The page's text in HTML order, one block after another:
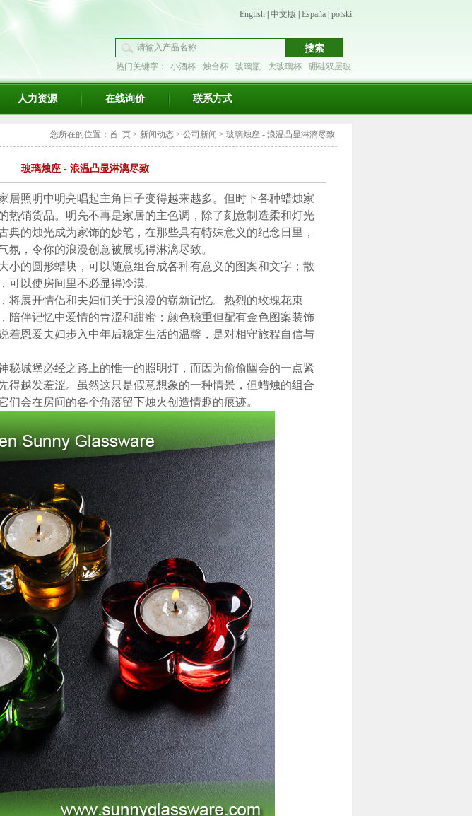
English 中文版 España polski
热门关键字： 小酒杯 烛台杯 玻璃瓶 大玻璃杯
硼硅双层玻
璃
人力资源 在线询价 联系方式
您所在的位置： 首 页 > 新闻动态 > 公司新闻 > 玻璃烛座 - 浪温凸显淋漓尽致
玻璃烛座 - 浪温凸显淋漓尽致
照明中明亮唱起主角日子变得越来越多。但时下各种蜡烛家
热销货品。明亮不再是家居的主色调，除了刻意制造柔和灯光
典的烛光成为家饰的妙笔，在那些具有特殊意义的纪念日里，
氛，令你的浪漫创意被展现得淋漓尽致。
的圆形蜡块，可以随意组合成各种有意义的图案和文字；散
可以使房间里不必显得冷漠。
将展开情侣和夫妇们关于浪漫的崭新记忆。热烈的玫瑰花束
陪伴记忆中爱情的青涩和甜蜜；颜色稳重但配有金色图案装饰
着恩爱夫妇步入中年后稳定生活的温馨，是对相守旅程自信与
城堡必经之路上的惟一的照明灯，而因为偷偷幽会的一点紧
得越发羞涩。虽然这只是假意想象的一种情景，但蜡烛的组合
们会在房间的各个角落留下烛火创造情趣的痕迹。